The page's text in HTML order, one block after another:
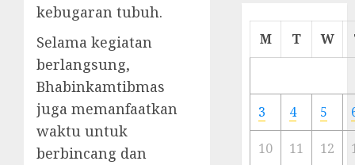
kebugaran tubuh.
Selama kegiatan
berlangsung,
Bhabinkamtibmas
juga memanfaatkan
waktu untuk
berbincang dan
Cermin
Ibu
Kota
23/11/
M T W
3 4 5
10 11 12